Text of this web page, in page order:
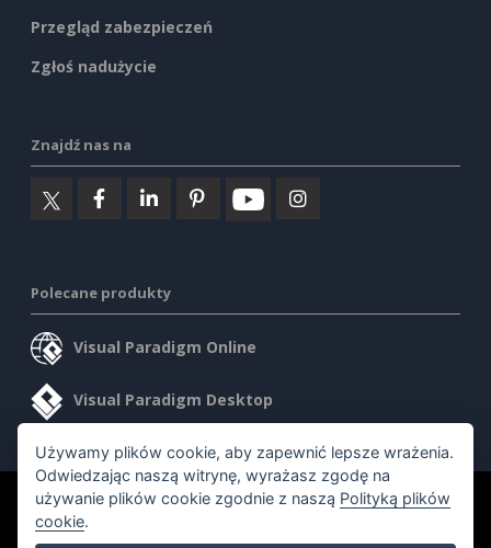
Przegląd zabezpieczeń
Zgłoś nadużycie
Znajdź nas na
Polecane produkty
Visual Paradigm Online
Visual Paradigm Desktop
©2026 by Visual Paradigm. Wszelkie prawa zastrzeżone.
Używamy plików cookie, aby zapewnić lepsze wrażenia.
Odwiedzając naszą witrynę, wyrażasz zgodę na
używanie plików cookie zgodnie z naszą Polityką plików
cookie.